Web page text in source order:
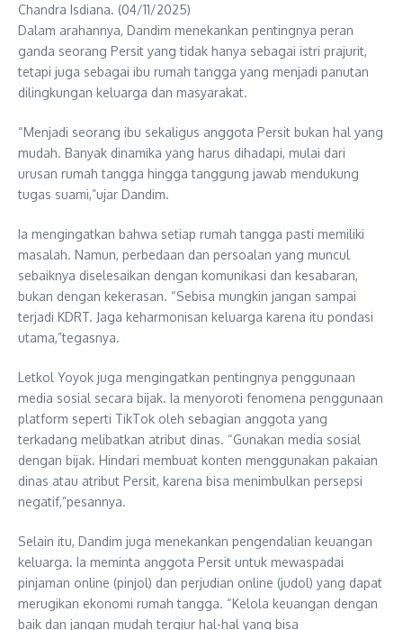
Chandra Isdiana. (04/11/2025)
Dalam arahannya, Dandim menekankan pentingnya peran
ganda seorang Persit yang tidak hanya sebagai istri prajurit,
tetapi juga sebagai ibu rumah tangga yang menjadi panutan
dilingkungan keluarga dan masyarakat.
“Menjadi seorang ibu sekaligus anggota Persit bukan hal yang
mudah. Banyak dinamika yang harus dihadapi, mulai dari
urusan rumah tangga hingga tanggung jawab mendukung
tugas suami,”ujar Dandim.
Ia mengingatkan bahwa setiap rumah tangga pasti memiliki
masalah. Namun, perbedaan dan persoalan yang muncul
sebaiknya diselesaikan dengan komunikasi dan kesabaran,
bukan dengan kekerasan. “Sebisa mungkin jangan sampai
terjadi KDRT. Jaga keharmonisan keluarga karena itu pondasi
utama,”tegasnya.
Letkol Yoyok juga mengingatkan pentingnya penggunaan
media sosial secara bijak. Ia menyoroti fenomena penggunaan
platform seperti TikTok oleh sebagian anggota yang
terkadang melibatkan atribut dinas. “Gunakan media sosial
dengan bijak. Hindari membuat konten menggunakan pakaian
dinas atau atribut Persit, karena bisa menimbulkan persepsi
negatif,”pesannya.
Selain itu, Dandim juga menekankan pengendalian keuangan
keluarga. Ia meminta anggota Persit untuk mewaspadai
pinjaman online (pinjol) dan perjudian online (judol) yang dapat
merugikan ekonomi rumah tangga. “Kelola keuangan dengan
baik dan jangan mudah tergiur hal-hal yang bisa